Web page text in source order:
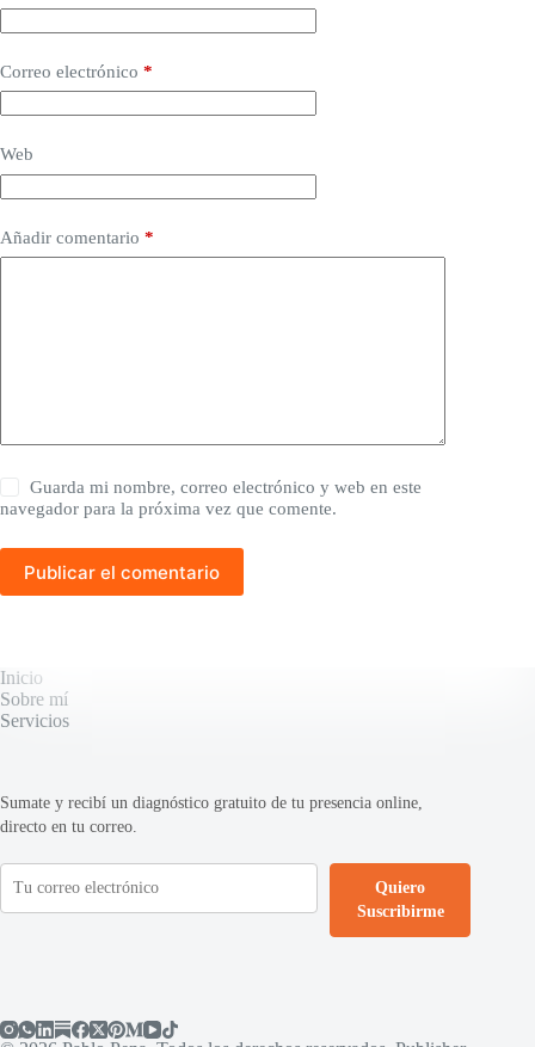
Correo electrónico *
Web
Añadir comentario *
Guarda mi nombre, correo electrónico y web en este
navegador para la próxima vez que comente.
Publicar el comentario
Inicio
Sobre mí
Servicios
Sumate y recibí un diagnóstico gratuito de tu presencia online,
directo en tu correo.
Quiero
Suscribirme